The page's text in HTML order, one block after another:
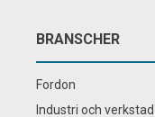
BRANSCHER
Fordon
Industri och verkstad